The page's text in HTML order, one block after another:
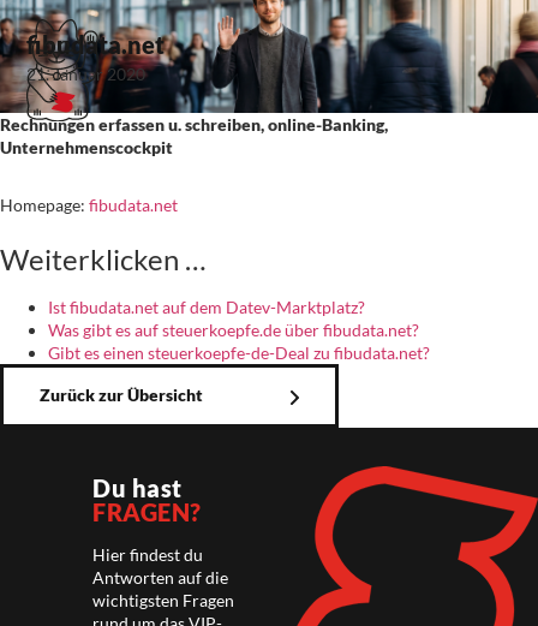
fibudata.net
21. Januar 2020
Rechnungen erfassen u. schreiben, online-Banking,
Unternehmenscockpit
Homepage: fibudata.net
Weiterklicken …
Ist fibudata.net auf dem Datev-Marktplatz?
Was gibt es auf steuerkoepfe.de über fibudata.net?
Gibt es einen steuerkoepfe-de-Deal zu fibudata.net?
Zurück zur Übersicht
Du hast
FRAGEN?
Hier findest du
Antworten auf die
wichtigsten Fragen